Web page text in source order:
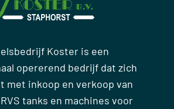
Koster is een
opererend bedrijf dat zich
met inkoop en verkoop van
tanks en machines voor